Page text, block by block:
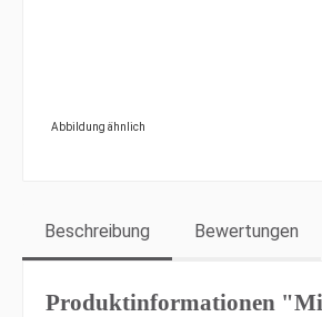
Abbildung ähnlich
Beschreibung Bewertungen
Produktinformationen